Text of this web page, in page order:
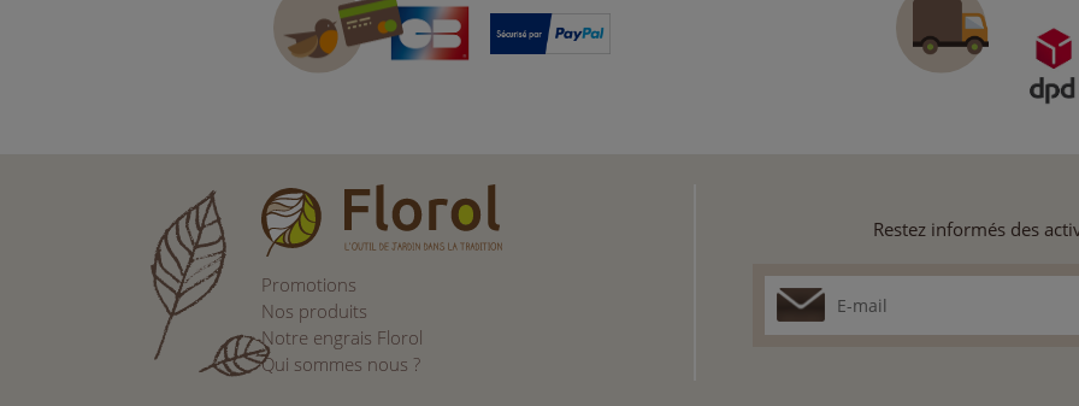
Promotions
Nos produits
Notre engrais Florol
Qui sommes nous ?
Restez informés des